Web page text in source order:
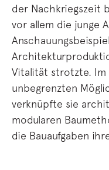
der Nachkriegszeit
vor allem die junge
Vitalität strotzte. Im
unbegrenzten
verknüpfte sie
modularen
die Bauaufgaben